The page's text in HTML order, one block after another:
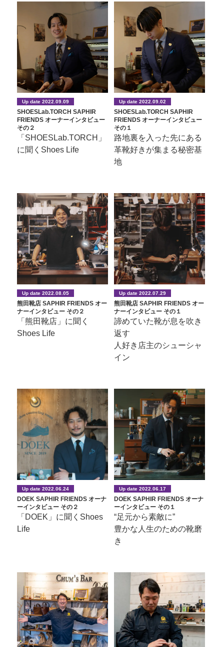
Up date 2022.09.09
SHOESLab.TORCH SAPHIR
FRIENDS オーナーインタビュー
その２
「SHOESLab.TORCH」
に聞くShoes Life
Up date 2022.09.02
SHOESLab.TORCH SAPHIR
FRIENDS オーナーインタビュー
その１
路地裏を入った先にある
革靴好きが集まる秘密基
地
Up date 2022.08.05
熊田靴店 SAPHIR FRIENDS オー
ナーインタビュー その２
「熊田靴店」に聞く
Shoes Life
Up date 2022.07.29
熊田靴店 SAPHIR FRIENDS オー
ナーインタビュー その１
諦めていた靴が息を吹き
返す
人好き店主のシューシャ
イン
Up date 2022.06.24
DOEK SAPHIR FRIENDS オーナ
ーインタビュー その２
「DOEK」に聞くShoes
Life
Up date 2022.06.17
DOEK SAPHIR FRIENDS オーナ
ーインタビュー その１
“足元から素敵に”
豊かな人生のための靴磨
き